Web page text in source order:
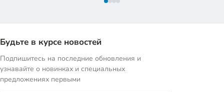
Будьте в курсе новостей
Подпишитесь на последние обновления и
узнавайте о новинках и специальных
предложениях первыми